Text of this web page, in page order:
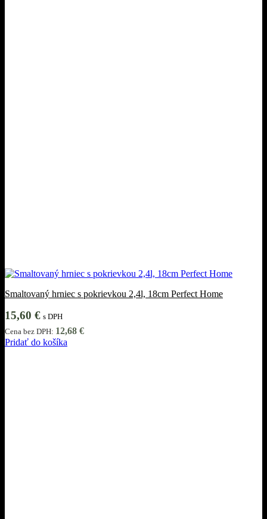
Smaltovaný hrniec s pokrievkou 2,4l, 18cm Perfect Home
15,60 € s DPH
Cena bez DPH: 12,68 €
Pridať do košíka